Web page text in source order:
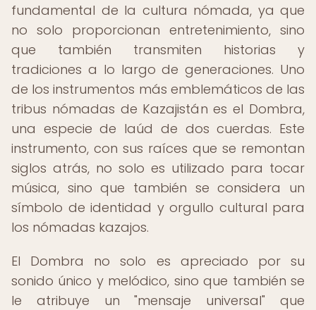
fundamental de la cultura nómada, ya que
no solo proporcionan entretenimiento, sino
que también transmiten historias y
tradiciones a lo largo de generaciones. Uno
de los instrumentos más emblemáticos de las
tribus nómadas de Kazajistán es el Dombra,
una especie de laúd de dos cuerdas. Este
instrumento, con sus raíces que se remontan
siglos atrás, no solo es utilizado para tocar
música, sino que también se considera un
símbolo de identidad y orgullo cultural para
los nómadas kazajos.
El Dombra no solo es apreciado por su
sonido único y melódico, sino que también se
le atribuye un "mensaje universal" que